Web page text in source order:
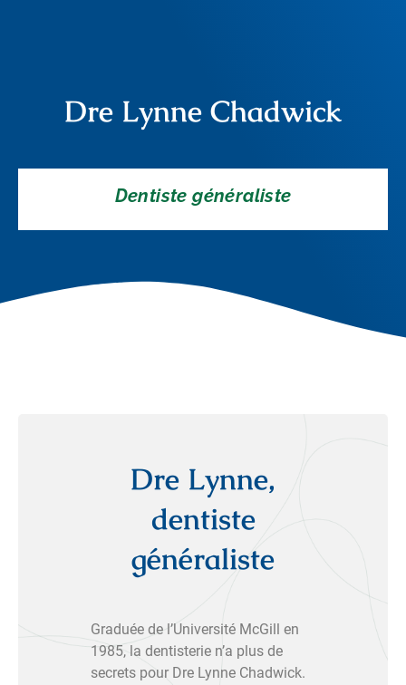
Dre Lynne Chadwick
Dentiste généraliste
Dre Lynne,
dentiste
généraliste
Graduée de l’Université McGill en
1985, la dentisterie n’a plus de
secrets pour Dre Lynne Chadwick.